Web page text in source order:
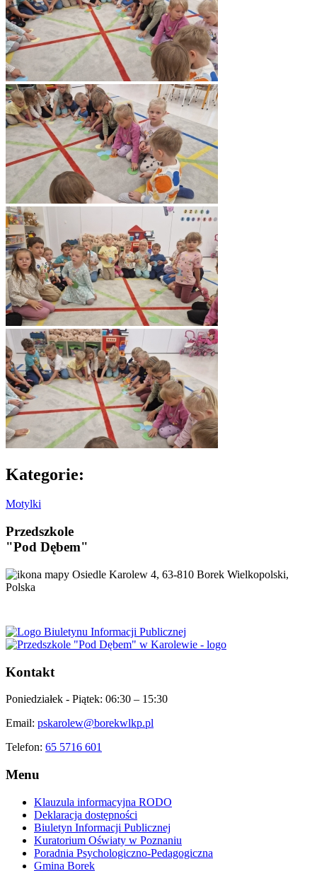
Kategorie:
Motylki
Przedszkole
"Pod Dębem"
Osiedle Karolew 4, 63-810 Borek Wielkopolski,
Polska
Kontakt
Poniedziałek - Piątek: 06:30 – 15:30
Email: pskarolew@borekwlkp.pl
Telefon: 65 5716 601
Menu
Klauzula informacyjna RODO
Deklaracja dostępności
Biuletyn Informacji Publicznej
Kuratorium Oświaty w Poznaniu
Poradnia Psychologiczno-Pedagogiczna
Gmina Borek